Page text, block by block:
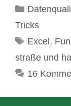
Kategorien
Tricks
Excel,
straße und
16